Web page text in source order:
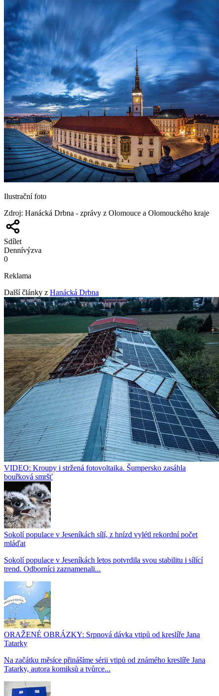
Ilustrační foto
Zdroj: Hanácká Drbna - zprávy z Olomouce a Olomouckého kraje
Sdílet
Dennívýzva
0
Reklama
Další články z Hanácká Drbna
VIDEO: Kroupy i stržená fotovoltaika. Šumpersko zasáhla
bouřková smršť
Sokolí populace v Jeseníkách sílí, z hnízd vylétl rekordní počet
mláďat
Sokolí populace v Jeseníkách letos potvrdila svou stabilitu i sílící
trend. Odborníci zaznamenali...
ORAŽENÉ OBRÁZKY: Srpnová dávka vtipů od kreslíře Jana
Tatarky
Na začátku měsíce přinášíme sérii vtipů od známého kreslíře Jana
Tatarky, autora komiksů a tvůrce...